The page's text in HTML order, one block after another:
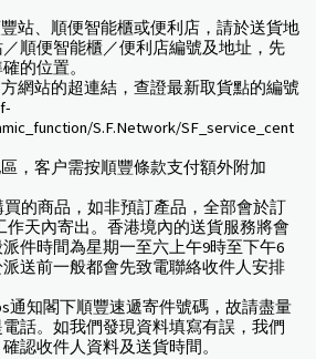
站、順便智能櫃或便利店，請於送貨地
順便智能櫃／便利店編號及地址，先
的位置。
網站的超連結，查證最新取貨點的編號
S.F.Network/SF_service_cent
，客户需按順豐條款支付額外附加
買的商品，如非預訂產品，全部會於訂
作天內寄出。香港境內的送貨服務將會
件時間為星期一至六上午9時至下午6
送前一般都會先致電聯絡收件人安排
通知閣下順豐速遞寄件號碼，故請盡量
話。如我們發現資料填寫有誤，我們
認收件人資料及送貨時間。